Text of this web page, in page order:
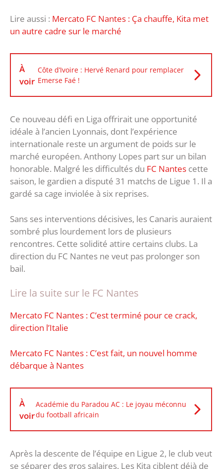
Lire aussi : Mercato FC Nantes : Ça chauffe, Kita met
un autre cadre sur le marché
À
voir
Côte d’Ivoire : Hervé Renard pour remplacer
Emerse Faé !
Ce nouveau défi en Liga offrirait une opportunité
idéale à l’ancien Lyonnais, dont l’expérience
internationale reste un argument de poids sur le
marché européen. Anthony Lopes part sur un bilan
honorable. Malgré les difficultés du FC Nantes cette
saison, le gardien a disputé 31 matchs de Ligue 1. Il a
gardé sa cage inviolée à six reprises.
Sans ses interventions décisives, les Canaris auraient
sombré plus lourdement lors de plusieurs
rencontres. Cette solidité attire certains clubs. La
direction du FC Nantes ne veut pas prolonger son
bail.
Lire la suite sur le FC Nantes
Mercato FC Nantes : C’est terminé pour ce crack,
direction l’Italie
Mercato FC Nantes : C’est fait, un nouvel homme
débarque à Nantes
À
voir
Académie du Paradou AC : Le joyau méconnu
du football africain
Après la descente de l’équipe en Ligue 2, le club veut
se séparer des gros salaires. Les Kita ciblent déjà de